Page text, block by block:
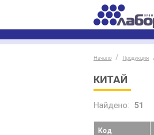
Начало Продукция
КИТАЙ
Найдено: 51
Код